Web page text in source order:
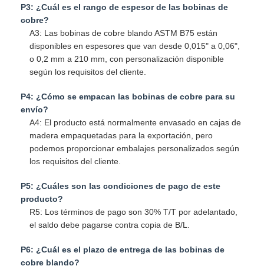
P3: ¿Cuál es el rango de espesor de las bobinas de
cobre?
A3: Las bobinas de cobre blando ASTM B75 están
disponibles en espesores que van desde 0,015" a 0,06",
o 0,2 mm a 210 mm, con personalización disponible
según los requisitos del cliente.
P4: ¿Cómo se empacan las bobinas de cobre para su
envío?
A4: El producto está normalmente envasado en cajas de
madera empaquetadas para la exportación, pero
podemos proporcionar embalajes personalizados según
los requisitos del cliente.
P5: ¿Cuáles son las condiciones de pago de este
producto?
R5: Los términos de pago son 30% T/T por adelantado,
el saldo debe pagarse contra copia de B/L.
P6: ¿Cuál es el plazo de entrega de las bobinas de
cobre blando?